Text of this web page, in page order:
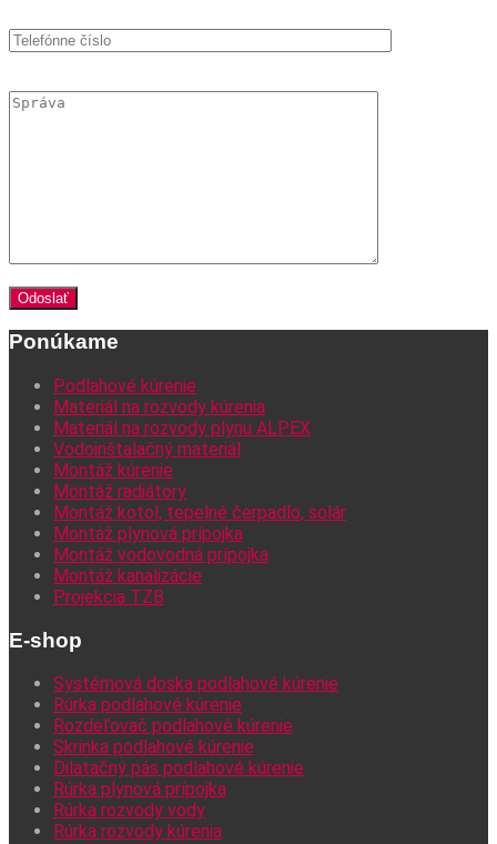
Ponúkame
Podlahové kúrenie
Materiál na rozvody kúrenia
Materiál na rozvody plynu ALPEX
Vodoinštalačný materiál
Montáž kúrenie
Montáž radiátory
Montáž kotol, tepelné čerpadlo, solár
Montáž plynová prípojka
Montáž vodovodná prípojka
Montáž kanalizácie
Projekcia TZB
E-shop
Systémová doska podlahové kúrenie
Rúrka podlahové kúrenie
Rozdeľovač podlahové kúrenie
Skrinka podlahové kúrenie
Dilatačný pás podlahové kúrenie
Rúrka plynová prípojka
Rúrka rozvody vody
Rúrka rozvody kúrenia